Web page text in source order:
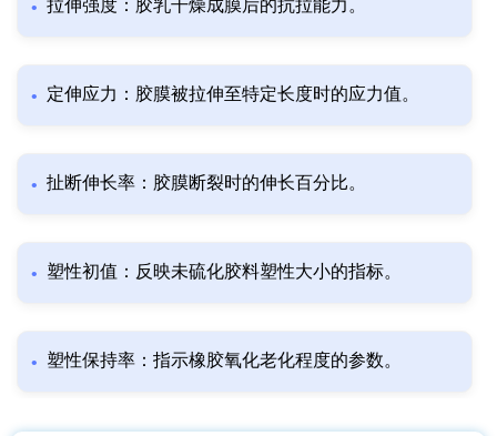
拉伸强度：胶乳干燥成膜后的抗拉能力。
定伸应力：胶膜被拉伸至特定长度时的应力值。
扯断伸长率：胶膜断裂时的伸长百分比。
塑性初值：反映未硫化胶料塑性大小的指标。
塑性保持率：指示橡胶氧化老化程度的参数。